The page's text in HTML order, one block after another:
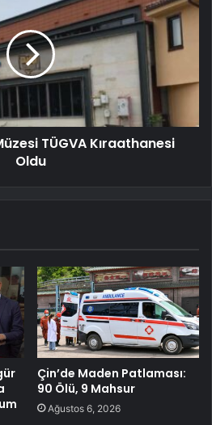
TÜGVA Kıraathanesi
Oldu
Çin’de Maden Patlaması:
90 Ölü, 9 Mahsur
Ağustos 6, 2026